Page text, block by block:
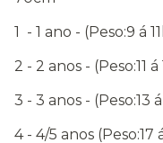
1 - 1 ano - (Peso:9 á
2 - 2 anos - (Peso:11
3 - 3 anos - (Peso:13
4 - 4/5 anos